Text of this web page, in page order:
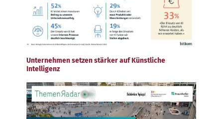
Unternehmen setzen stärker auf Künstliche
Intelligenz